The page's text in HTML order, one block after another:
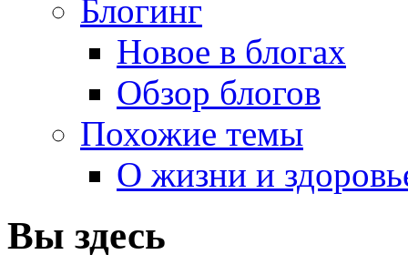
Блогинг
Новое в блогах
Обзор блогов
Похожие темы
О жизни и
Вы здесь